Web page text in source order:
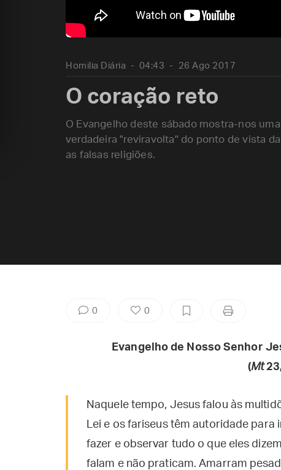
Homilia Diária 04:43 26 Ago 2017
O coração reto
O Evangelho deste sábado mostra-nos
verdadeira "reviravolta" do ponto de vista
as falsas religiões.
0 0
Evangelho de Nosso Senhor
(Mt
Naquele tempo, Jesus falou às
Lei e os fariseus têm autoridade para
fazer e observar tudo o que eles
falam e não praticam. Amarram